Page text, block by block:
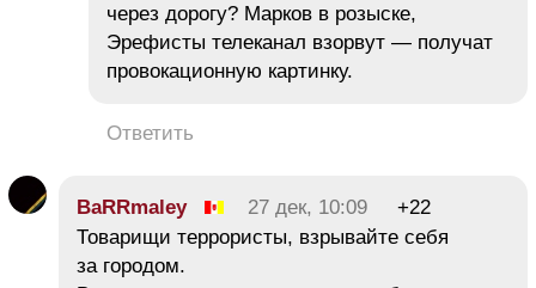
через дорогу? Марков в розыске,
Эрефисты телеканал взорвут — получат
провокационную картинку.
Ответить
BaRRmaley 27 дек, 10:09
+22
Товарищи террористы, взрывайте себя
за городом.